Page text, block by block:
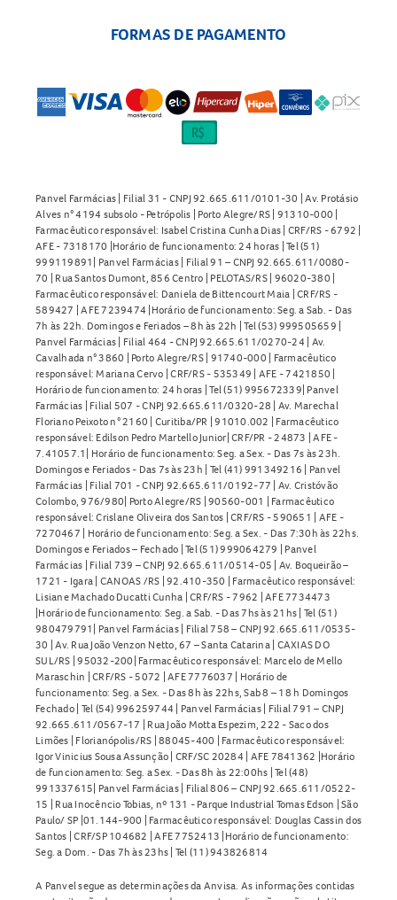
FORMAS DE PAGAMENTO
Panvel Farmácias | Filial 31 - CNPJ 92.665.611/0101-30 | Av. Protásio
Alves n° 4194 subsolo - Petrópolis | Porto Alegre/RS | 91310-000 |
Farmacêutico responsável: Isabel Cristina Cunha Dias | CRF/RS - 6792 |
AFE - 7318170 |Horário de funcionamento: 24 horas | Tel (51)
999119891| Panvel Farmácias | Filial 91 – CNPJ 92.665.611/0080-
70 | Rua Santos Dumont, 856 Centro | PELOTAS/RS | 96020-380 |
Farmacêutico responsável: Daniela de Bittencourt Maia | CRF/RS -
589427 | AFE 7239474 |Horário de funcionamento: Seg. a Sab. - Das
7h às 22h. Domingos e Feriados – 8h às 22h | Tel (53) 999505659 |
Panvel Farmácias | Filial 464 - CNPJ 92.665.611/0270-24 | Av.
Cavalhada n° 3860 | Porto Alegre/RS | 91740-000 | Farmacêutico
responsável: Mariana Cervo | CRF/RS - 535349 | AFE - 7421850 |
Horário de funcionamento: 24 horas | Tel (51) 995672339| Panvel
Farmácias | Filial 507 - CNPJ 92.665.611/0320-28 | Av. Marechal
Floriano Peixoto n° 2160 | Curitiba/PR | 91010.002 | Farmacêutico
responsável: Edilson Pedro Martello Junior| CRF/PR - 24873 | AFE -
7.41057.1| Horário de funcionamento: Seg. a Sex. - Das 7s às 23h.
Domingos e Feriados - Das 7s às 23h | Tel (41) 991349216 | Panvel
Farmácias | Filial 701 - CNPJ 92.665.611/0192-77 | Av. Cristóvão
Colombo, 976/980| Porto Alegre/RS | 90560-001 | Farmacêutico
responsável: Crislane Oliveira dos Santos | CRF/RS - 590651 | AFE -
7270467 | Horário de funcionamento: Seg. a Sex. - Das 7:30h às 22hs.
Domingos e Feriados – Fechado | Tel (51) 999064279 | Panvel
Farmácias | Filial 739 – CNPJ 92.665.611/0514-05 | Av. Boqueirão –
1721 - Igara | CANOAS /RS | 92.410-350 | Farmacêutico responsável:
Lisiane Machado Ducatti Cunha | CRF/RS - 7962 | AFE 7734473
|Horário de funcionamento: Seg. a Sab. - Das 7hs às 21hs | Tel (51)
980479791| Panvel Farmácias | Filial 758 – CNPJ 92.665.611/0535-
30 | Av. Rua João Venzon Netto, 67 – Santa Catarina | CAXIAS DO
SUL/RS | 95032-200| Farmacêutico responsável: Marcelo de Mello
Maraschin | CRF/RS - 5072 | AFE 7776037 | Horário de
funcionamento: Seg. a Sex. - Das 8h às 22hs, Sab 8 – 18 h Domingos
Fechado | Tel (54) 996259744 | Panvel Farmácias | Filial 791 – CNPJ
92.665.611/0567-17 | Rua João Motta Espezim, 222 - Saco dos
Limões | Florianópolis/RS | 88045-400 | Farmacêutico responsável:
Igor Vinicius Sousa Assunção | CRF/SC 20284 | AFE 7841362 |Horário
de funcionamento: Seg. a Sex. - Das 8h às 22:00hs | Tel (48)
991337615| Panvel Farmácias | Filial 806 – CNPJ 92.665.611/0522-
15 | Rua Inocêncio Tobias, nº 131 - Parque Industrial Tomas Edson | São
Paulo/ SP |01.144-900 | Farmacêutico responsável: Douglas Cassin dos
Santos | CRF/SP 104682 | AFE 7752413 |Horário de funcionamento:
Seg. a Dom. - Das 7h às 23hs | Tel (11) 943826814
A Panvel segue as determinações da Anvisa. As informações contidas